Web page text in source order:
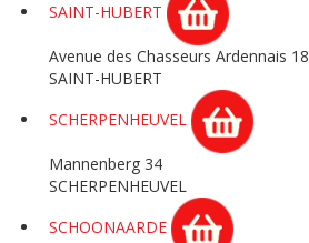
SAINT-HUBERT
Avenue des Chasseurs Ardennais 18
SAINT-HUBERT
SCHERPENHEUVEL
Mannenberg 34
SCHERPENHEUVEL
SCHOONAARDE